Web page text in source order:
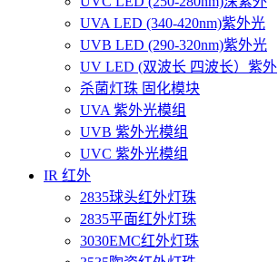
UVA LED (340-420nm)紫外光
UVB LED (290-320nm)紫外光
UV LED (双波长 四波长）紫外
杀菌灯珠 固化模块
UVA 紫外光模组
UVB 紫外光模组
UVC 紫外光模组
IR 红外
2835球头红外灯珠
2835平面红外灯珠
3030EMC红外灯珠